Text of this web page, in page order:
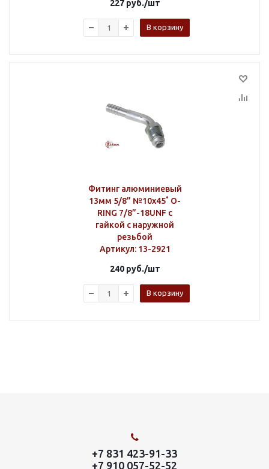
227руб./шт
В корзину
Фитинг алюминиевый
13мм 5/8” №10х45˚ O-
RING 7/8”-18UNF с
гайкой с наружной
резьбой
Артикул: 13-2921
240руб./шт
В корзину
+7 831 423-91-33
+7 910 057-52-52